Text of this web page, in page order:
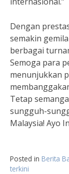
Dengan
semakin
berbagai
Semoga para
menunjukkan
Tetap
sungguh-
Malaysia! Ayo
Posted in Berita
terkini